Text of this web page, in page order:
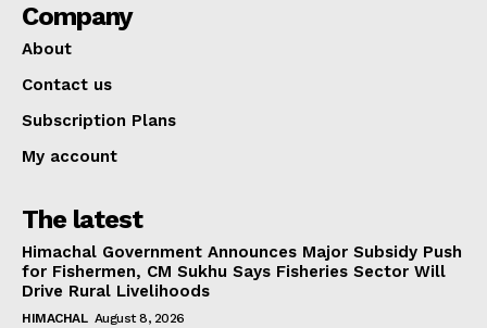
Company
About
Contact us
Subscription Plans
My account
The latest
Himachal Government Announces Major Subsidy Push
for Fishermen, CM Sukhu Says Fisheries Sector Will
Drive Rural Livelihoods
HIMACHAL August 8, 2026